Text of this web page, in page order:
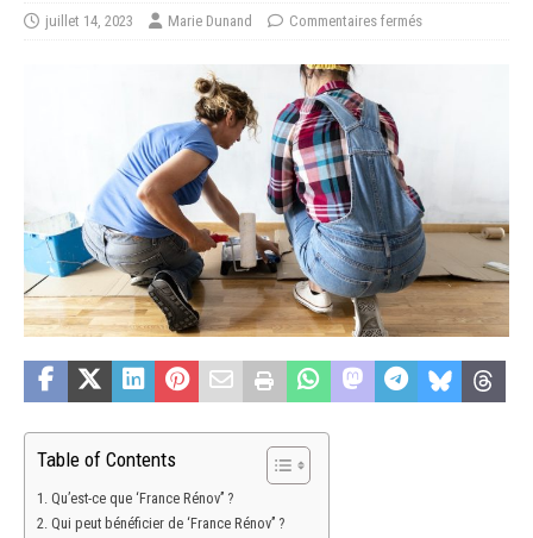
juillet 14, 2023 Marie Dunand Commentaires fermés
Table of Contents
Qu’est-ce que ‘France Rénov’’ ?
Qui peut bénéficier de ‘France Rénov’’ ?